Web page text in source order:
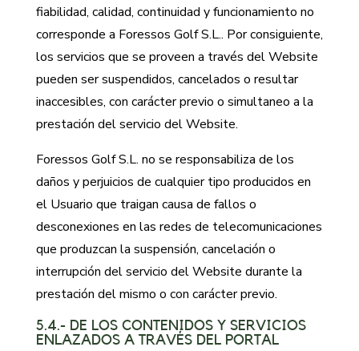
fiabilidad, calidad, continuidad y funcionamiento no
corresponde a Foressos Golf S.L.. Por consiguiente,
los servicios que se proveen a través del Website
pueden ser suspendidos, cancelados o resultar
inaccesibles, con carácter previo o simultaneo a la
prestación del servicio del Website.
Foressos Golf S.L. no se responsabiliza de los
daños y perjuicios de cualquier tipo producidos en
el Usuario que traigan causa de fallos o
desconexiones en las redes de telecomunicaciones
que produzcan la suspensión, cancelación o
interrupción del servicio del Website durante la
prestación del mismo o con carácter previo.
5.4.- DE LOS CONTENIDOS Y SERVICIOS
ENLAZADOS A TRAVÉS DEL PORTAL